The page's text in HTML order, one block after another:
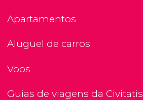
Apartamentos
Aluguel de carros
Voos
Guias de viagens da Civitatis